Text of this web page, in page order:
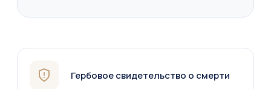
Гербовое свидетельство о смерти